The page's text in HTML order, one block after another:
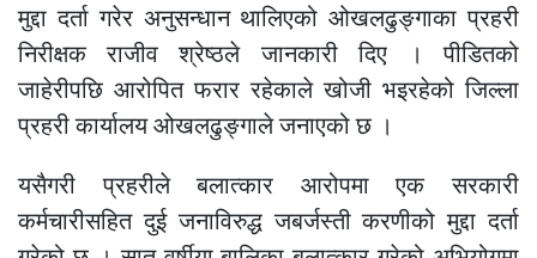
मुद्दा दर्ता गरेर अनुसन्धान थालिएको ओखलढुङ्गाका प्रहरी
निरीक्षक राजीव श्रेष्ठले जानकारी दिए । पीडितको
जाहेरीपछि आरोपित फरार रहेकाले खोजी भइरहेको जिल्ला
प्रहरी कार्यालय ओखलढुङ्गाले जनाएको छ ।
यसैगरी प्रहरीले बलात्कार आरोपमा एक सरकारी
कर्मचारीसहित दुई जनाविरुद्ध जबर्जस्ती करणीको मुद्दा दर्ता